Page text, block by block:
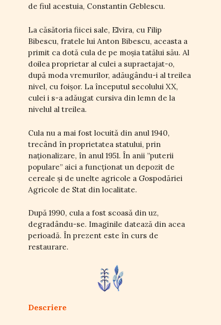
de fiul acestuia, Constantin Geblescu.
La căsătoria fiicei sale, Elvira, cu Filip
Bibescu, fratele lui Anton Bibescu, aceasta a
primit ca dotă cula de pe moșia tatălui său. Al
doilea proprietar al culei a supraetajat-o,
după moda vremurilor, adăugându-i al treilea
nivel, cu foișor. La începutul secolului XX,
culei i s-a adăugat cursiva din lemn de la
nivelul al treilea.
Cula nu a mai fost locuită din anul 1940,
trecând în proprietatea statului, prin
naționalizare, în anul 1951. În anii ”puterii
populare” aici a funcționat un depozit de
cereale și de unelte agricole a Gospodăriei
Agricole de Stat din localitate.
După 1990, cula a fost scoasă din uz,
degradându-se. Imaginile datează din acea
perioadă. În prezent este în curs de
restaurare.
Descriere